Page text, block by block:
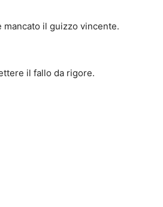
il guizzo vincente.
il fallo da rigore.